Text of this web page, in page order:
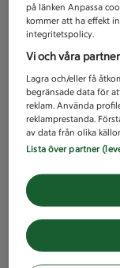
på länken Anpassa
kommer att ha effekt
integritetspolicy.
Vi och våra
Lagra och/eller få
begränsade data för
reklam. Använda
reklamprestanda.
av data från olika
Lista över partner